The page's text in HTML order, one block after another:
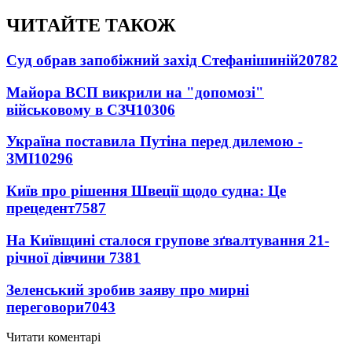
ЧИТАЙТЕ ТАКОЖ
Суд обрав запобіжний захід Стефанішиній20782
Майора ВСП викрили на "допомозі"
військовому в СЗЧ10306
Україна поставила Путіна перед дилемою -
ЗМІ10296
Київ про рішення Швеції щодо судна: Це
прецедент7587
На Київщині сталося групове зґвалтування 21-
річної дівчини 7381
Зеленський зробив заяву про мирні
переговори7043
Читати коментарі